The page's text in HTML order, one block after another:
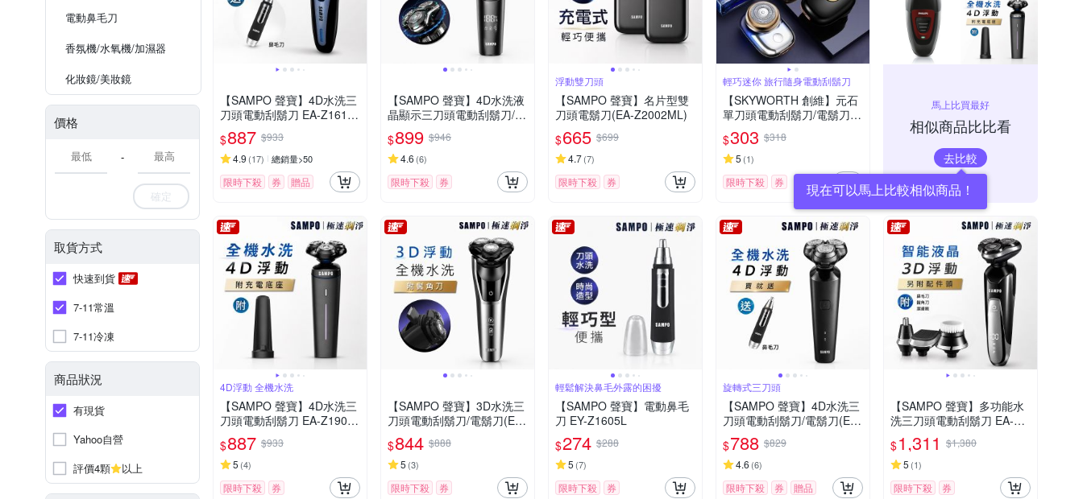
電動鼻毛刀
香氛機/水氧機/加濕器
化妝鏡/美妝鏡
價格
-
確定
取貨方式
快速到貨
7-11常溫
7-11冷凍
商品狀況
有現貨
Yahoo自營
評價4顆
以上
【SAMPO 聲寶】4D水洗三
刀頭電動刮鬍刀 EA-Z1613
WL(電鬍刀/修容刀)
$887 $933
4.9 (17) 總銷量>50
限時下殺 券 贈品
【SAMPO 聲寶】4D水洗液
晶顯示三刀頭電動刮鬍刀/電
鬍刀(EA-Z2432WL)
$899 $946
4.6 (6)
限時下殺 券
浮動雙刀頭
【SAMPO 聲寶】名片型雙
刀頭電鬍刀(EA-Z2002ML)
$665 $699
4.7(7)
限時下殺 券
輕巧迷你 旅行隨身電動刮鬍刀
【SKYWORTH 創維】元石
單刀頭電動刮鬍刀/電鬍刀
台灣公司貨(充電式/IPX7防
水/全機水洗)
$303 $318
5 (1)
限時下殺 券
馬上比買最好
相似商品比比看
去比較
現在可以馬上比較相似商品！
4D浮動 全機水洗
【SAMPO 聲寶】4D水洗三
刀頭電動刮鬍刀 EA-Z1904
WL
$887 $933
5 (4)
限時下殺 券
【SAMPO 聲寶】3D水洗三
刀頭電動刮鬍刀/電鬍刀(EA-
Z2431WL)
$844 $888
5 (3)
限時下殺 券
輕鬆解決鼻毛外露的困擾
【SAMPO 聲寶】電動鼻毛
刀 EY-Z1605L
$274 $288
5 (7)
限時下殺 券
旋轉式三刀頭
【SAMPO 聲寶】4D水洗三
刀頭電動刮鬍刀/電鬍刀(EA-
Z2132WL)
$788 $829
4.6 (6)
限時下殺 券 贈品
【SAMPO 聲寶】多功能水
洗三刀頭電動刮鬍刀 EA-Z1
810WL
$1,311 $1,380
5 (1)
限時下殺 券